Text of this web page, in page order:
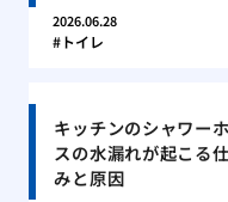
2026.06.28
トイレ
キッチンのシャワー
スの水漏れが起こる
みと原因